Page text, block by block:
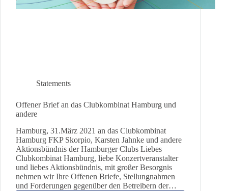
Statements
Offener Brief an das Clubkombinat Hamburg und
andere
Hamburg, 31.März 2021 an das Clubkombinat
Hamburg FKP Skorpio, Karsten Jahnke und andere
Aktionsbündnis der Hamburger Clubs Liebes
Clubkombinat Hamburg, liebe Konzertveranstalter
und liebes Aktionsbündnis, mit großer Besorgnis
nehmen wir Ihre Offenen Briefe, Stellungnahmen
und Forderungen gegenüber den Betreibern der…